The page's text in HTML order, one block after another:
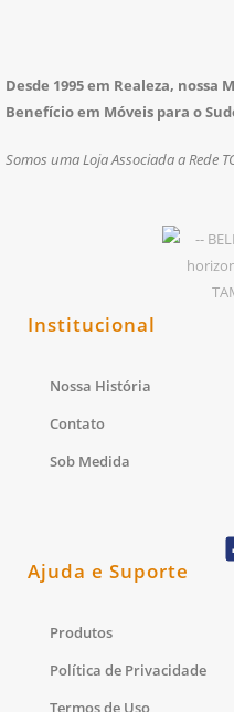
Desde 1995 em Realeza, nossa
Benefício em Móveis para o
Somos uma Loja Associada a Rede
Institucional
Nossa História
Contato
Sob Medida
Ajuda e Suporte
Produtos
Política de Privacidade
Termos de Uso